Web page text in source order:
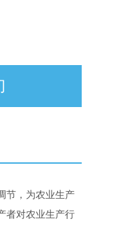
节，为农业生产
者对农业生产行